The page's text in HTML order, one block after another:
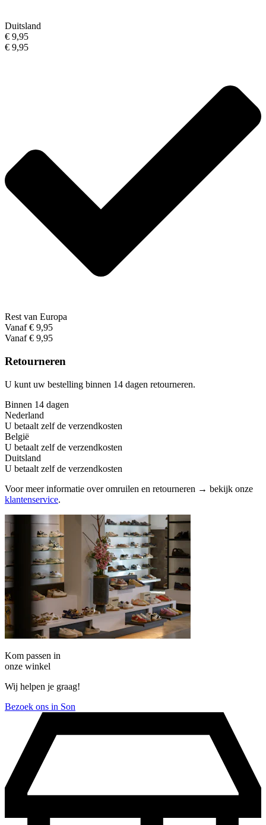
Duitsland
€ 9,95
€ 9,95
Rest van Europa
Vanaf € 9,95
Vanaf € 9,95
Retourneren
U kunt uw bestelling binnen 14 dagen retourneren.
Binnen 14 dagen
Nederland
U betaalt zelf de verzendkosten
België
U betaalt zelf de verzendkosten
Duitsland
U betaalt zelf de verzendkosten
Voor meer informatie over omruilen en retourneren → bekijk onze
klantenservice.
Kom passen in
onze winkel
Wij helpen je graag!
Bezoek ons in Son